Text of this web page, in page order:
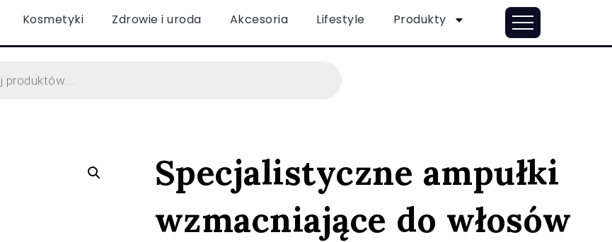
Kosmetyki Zdrowie i uroda Akcesoria Lifestyle Produkty
Specjalistyczne ampułki
wzmacniające do włosów